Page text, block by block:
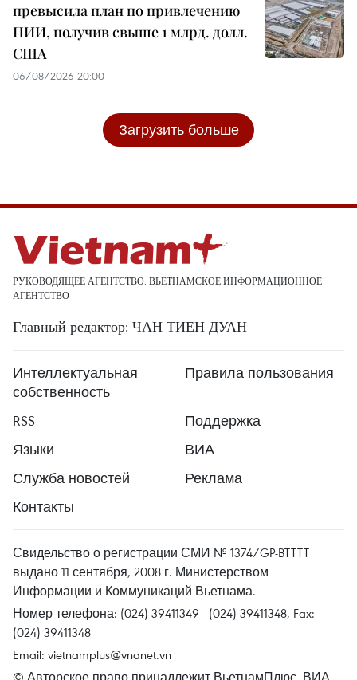
превысила план по привлечению
ПИИ, получив свыше 1 млрд. долл.
США
06/08/2026 20:00
Загрузить больше
РУКОВОДЯЩЕЕ АГЕНТСТВО: ВЬЕТНАМСКОЕ ИНФОРМАЦИОННОЕ
АГЕНТСТВО
Главный редактор: ЧАН ТИЕН ДУАН
Интеллектуальная
собственность
Правила пользования
RSS
Поддержка
Языки
ВИА
Служба новостей
Реклама
Контакты
Свидельство о регистрации СМИ № 1374/GP-BTTTT
выдано 11 сентября, 2008 г. Министерством
Информации и Коммуникаций Вьетнама.
Номер телефона: (024) 39411349 - (024) 39411348, Fax:
(024) 39411348
Email: vietnamplus@vnanet.vn